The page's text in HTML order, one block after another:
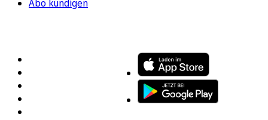
Abo kündigen